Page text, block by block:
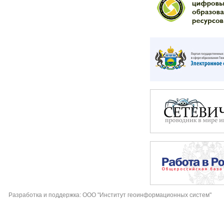
Разработка и поддержка: ООО "Институт геоинформационных систем"